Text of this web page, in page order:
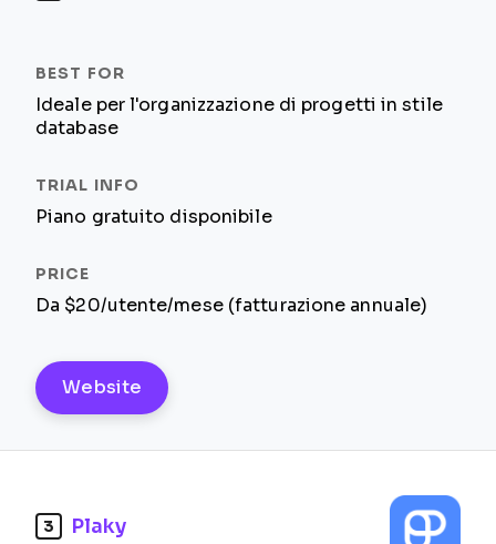
Ideale per l'organizzazione di progetti in stile
database
Piano gratuito disponibile
Da $20/utente/mese (fatturazione annuale)
Website
3 Plaky